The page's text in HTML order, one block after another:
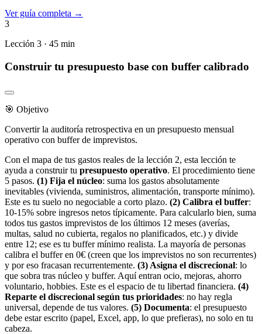
Ver guía completa →
3
Lección 3 · 45 min
Construir tu presupuesto base con buffer calibrado
🎯 Objetivo
Convertir la auditoría retrospectiva en un presupuesto mensual
operativo con buffer de imprevistos.
Con el mapa de tus gastos reales de la lección 2, esta lección te
ayuda a construir tu presupuesto operativo. El procedimiento tiene
5 pasos. (1) Fija el núcleo: suma los gastos absolutamente
inevitables (vivienda, suministros, alimentación, transporte mínimo).
Este es tu suelo no negociable a corto plazo. (2) Calibra el buffer:
10-15% sobre ingresos netos típicamente. Para calcularlo bien, suma
todos tus gastos imprevistos de los últimos 12 meses (averías,
multas, salud no cubierta, regalos no planificados, etc.) y divide
entre 12; ese es tu buffer mínimo realista. La mayoría de personas
calibra el buffer en 0€ (creen que los imprevistos no son recurrentes)
y por eso fracasan recurrentemente. (3) Asigna el discrecional: lo
que sobra tras núcleo y buffer. Aquí entran ocio, mejoras, ahorro
voluntario, hobbies. Este es el espacio de tu libertad financiera. (4)
Reparte el discrecional según tus prioridades: no hay regla
universal, depende de tus valores. (5) Documenta: el presupuesto
debe estar escrito (papel, Excel, app, lo que prefieras), no solo en tu
cabeza.